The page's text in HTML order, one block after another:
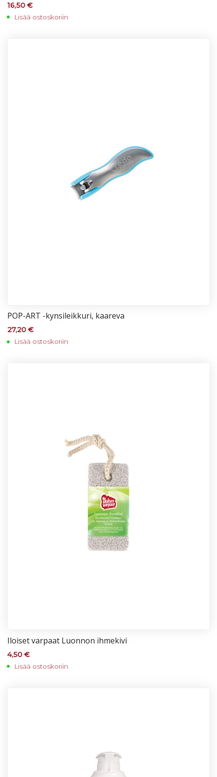
16,50 €
Lisää ostoskoriin
POP-ART -kyn­si­leik­ku­ri, kaa­re­va
27,20 €
Lisää ostoskoriin
Iloi­set var­paat Luon­non ih­me­ki­vi
4,50 €
Lisää ostoskoriin